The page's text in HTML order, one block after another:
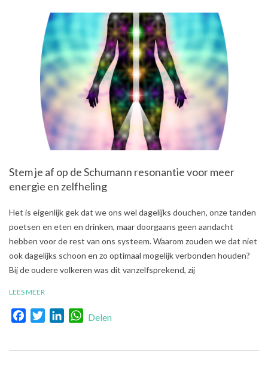
Stem je af op de Schumann resonantie voor meer
energie en zelfheling
2020-
02
Het is eigenlijk gek dat we ons wel dagelijks douchen, onze tanden
poetsen en eten en drinken, maar doorgaans geen aandacht
hebben voor de rest van ons systeem. Waarom zouden we dat niet
ook dagelijks schoon en zo optimaal mogelijk verbonden houden?
Bij de oudere volkeren was dit vanzelfsprekend, zij
LEES MEER
FacebookTwitterLinkedInWhatsApp
Delen